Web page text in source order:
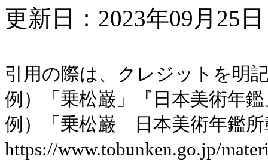
更新日：2023年09月25
引用の際は、クレジットを明
例）「乗松巌」『日本美術年
例）「乗松巌 日本美術年鑑所
https://www.tobunken.go.jp/